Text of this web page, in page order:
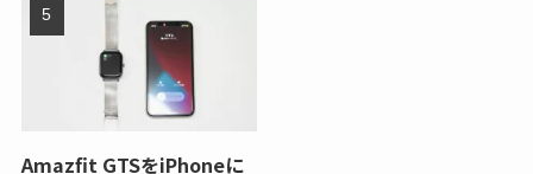
Amazfit GTSをiPhoneに